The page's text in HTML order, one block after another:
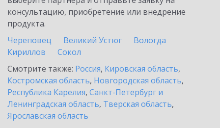
консультацию, приобретение или внедрение
продукта.
Череповец
Великий Устюг
Вологда
Кириллов
Сокол
Смотрите также: Россия, Кировская область,
Костромская область, Новгородская область,
Республика Карелия, Санкт-Петербург и
Ленинградская область, Тверская область,
Ярославская область